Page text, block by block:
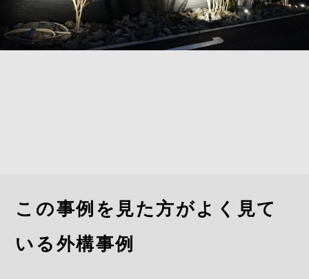
この事例を見た方がよく見て
いる外構事例